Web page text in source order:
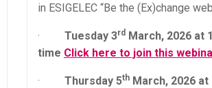
in ESIGELEC “Be the (Ex)change
· Tuesday 3rd March, 2026 at
time Click here to join this
· Thursday 5th March, 2026 at